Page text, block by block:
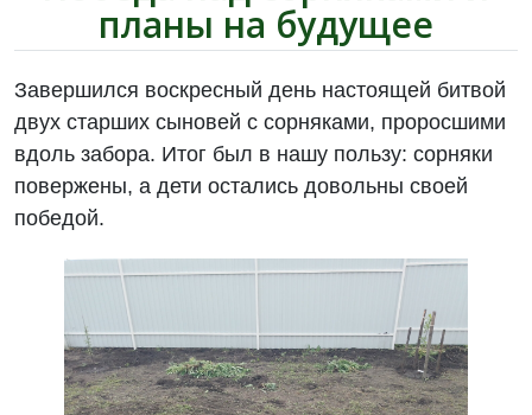
планы на будущее
Завершился воскресный день настоящей битвой
двух старших сыновей с сорняками, проросшими
вдоль забора. Итог был в нашу пользу: сорняки
повержены, а дети остались довольны своей
победой.